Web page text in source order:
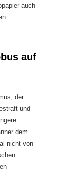
auch
auf
der
und
dem
nicht von